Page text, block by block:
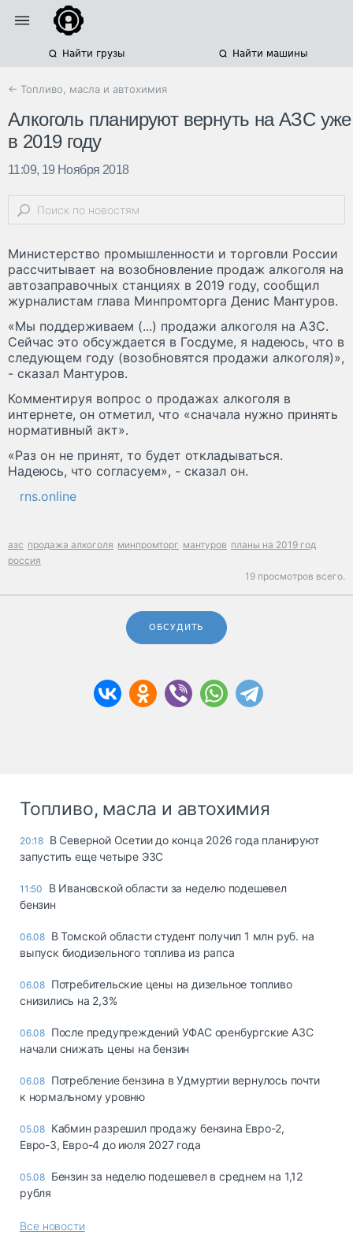
Найти грузы Найти машины
← Топливо, масла и автохимия
Алкоголь планируют вернуть на АЗС уже
в 2019 году
11:09, 19 Ноября 2018
Министерство промышленности и торговли России
рассчитывает на возобновление продаж алкоголя на
автозаправочных станциях в 2019 году, сообщил
журналистам глава Минпромторга Денис Мантуров.
«Мы поддерживаем (...) продажи алкоголя на АЗС.
Сейчас это обсуждается в Госдуме, я надеюсь, что в
следующем году (возобновятся продажи алкоголя)»,
- сказал Мантуров.
Комментируя вопрос о продажах алкоголя в
интернете, он отметил, что «сначала нужно принять
нормативный акт».
«Раз он не принят, то будет откладываться.
Надеюсь, что согласуем», - сказал он.
rns.online
азс продажа алкоголя минпромторг мантуров планы на 2019 год
россия
19 просмотров всего.
ОБСУДИТЬ
Топливо, масла и автохимия
20:18 В Северной Осетии до конца 2026 года планируют
запустить еще четыре ЭЗС
11:50
В Ивановской области за неделю подешевел
бензин
06.08 В Томской области студент получил 1 млн руб. на
выпуск биодизельного топлива из рапса
06.08 Потребительские цены на дизельное топливо
снизились на 2,3%
06.08 После предупреждений УФАС оренбургские АЗС
начали снижать цены на бензин
06.08 Потребление бензина в Удмуртии вернулось почти
к нормальному уровню
05.08 Кабмин разрешил продажу бензина Евро-2,
Евро-3, Евро-4 до июля 2027 года
05.08 Бензин за неделю подешевел в среднем на 1,12
рубля
Все новости